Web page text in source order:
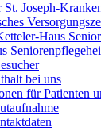
St. Joseph-
Haus
bei uns
für Patienten